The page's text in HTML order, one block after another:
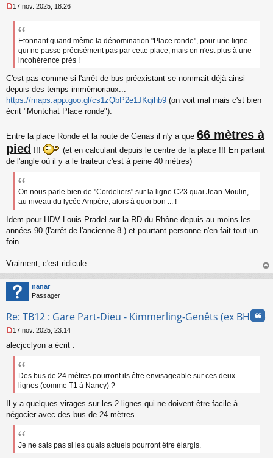
e
e
n
n
l
u
17 nov. 2025, 18:26
Etonnant quand même la dénomination "Place ronde", pour une ligne
qui ne passe précisément pas par cette place, mais on n'est plus à une
incohérence près !
C'est pas comme si l'arrêt de bus préexistant se nommait déjà ainsi
depuis des temps immémoriaux...
https://maps.app.goo.gl/cs1zQbP2e1JKqihb9 (on voit mal mais c'st bien
écrit "Montchat Place ronde").
Entre la place Ronde et la route de Genas il n'y a que 66 mètres à
pied !!!
(et en calculant depuis le centre de la place !!! En partant
de l'angle où il y a le traiteur c'est à peine 40 mètres)
On nous parle bien de "Cordeliers" sur la ligne C23 quai Jean Moulin,
au niveau du lycée Ampère, alors à quoi bon ... !
Idem pour HDV Louis Pradel sur la RD du Rhône depuis au moins les
années 90 (l'arrêt de l'ancienne 8 ) et pourtant personne n'en fait tout un
foin.
Vraiment, c'est ridicule...
au
nanar
Passager
Re: TB12 : Gare Part-Dieu - Kimmerling-Genêts (ex BHNS)
e
s
n
o
n
17 nov. 2025, 23:14
alecjcclyon a écrit :
Des bus de 24 mètres pourront ils être envisageable sur ces deux
lignes (comme T1 à Nancy) ?
Il y a quelques virages sur les 2 lignes qui ne doivent être facile à
négocier avec des bus de 24 mètres
Je ne sais pas si les quais actuels pourront être élargis.